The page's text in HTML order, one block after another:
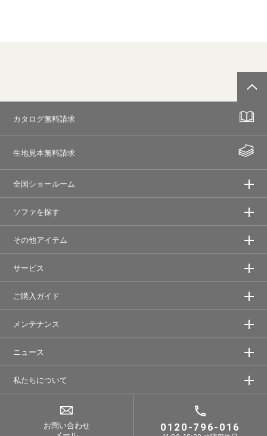
カタログ無料請求
生地見本無料請求
全国ショールーム
ソファを探す
その他アイテム
サービス
ご購入ガイド
メンテナンス
ニュース
私たちについて
お問い合わせ
0120-796-016